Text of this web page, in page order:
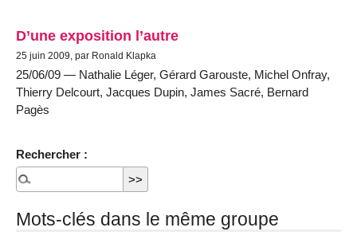
D’une exposition l’autre
25 juin 2009, par Ronald Klapka
25/06/09 — Nathalie Léger, Gérard Garouste, Michel Onfray,
Thierry Delcourt, Jacques Dupin, James Sacré, Bernard
Pagès
Rechercher :
Mots-clés dans le même groupe